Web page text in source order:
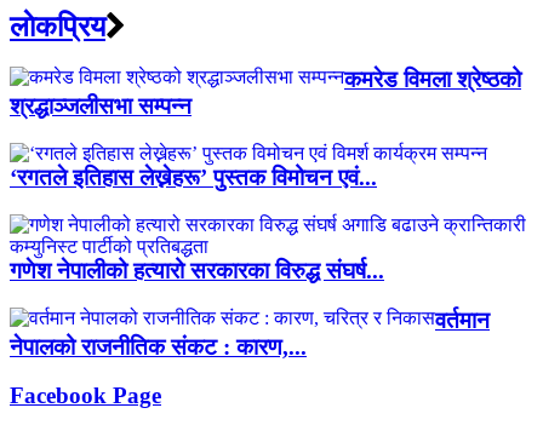
लाेकप्रिय
कमरेड विमला श्रेष्ठको
श्रद्धाञ्जलीसभा सम्पन्न
‘रगतले इतिहास लेख्नेहरू’ पुस्तक विमोचन एवं...
गणेश नेपालीको हत्यारो सरकारका विरुद्ध संघर्ष...
वर्तमान
नेपालको राजनीतिक संकट : कारण,...
Facebook Page